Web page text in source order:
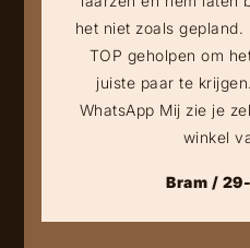
het niet zoals
TOP geholpen om
juiste paar te
WhatsApp Mij zie je
winkel
Bram /